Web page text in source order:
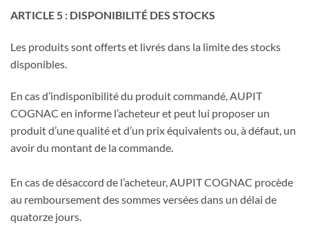
ARTICLE 5 : DISPONIBILITÉ DES STOCKS
Les produits sont offerts et livrés dans la limite des stocks
disponibles.
En cas d’indisponibilité du produit commandé, AUPIT
COGNAC en informe l’acheteur et peut lui proposer un
produit d’une qualité et d’un prix équivalents ou, à défaut, un
avoir du montant de la commande.
En cas de désaccord de l’acheteur, AUPIT COGNAC procède
au remboursement des sommes versées dans un délai de
quatorze jours.